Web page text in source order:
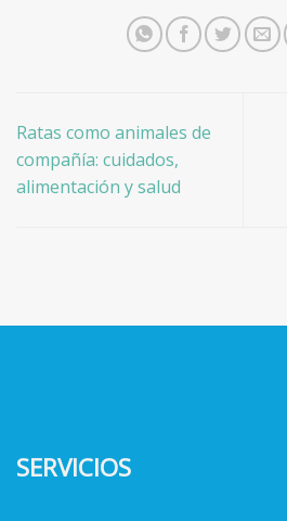
Ratas como animales de
compañía: cuidados,
alimentación y salud
SERVICIOS